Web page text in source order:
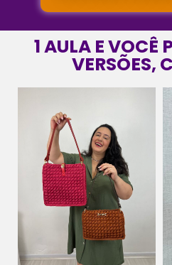
1 AULA E VOCÊ
VERSÕES,